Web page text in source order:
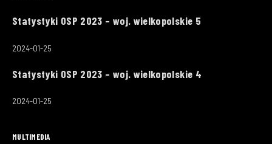
Statystyki OSP 2023 – woj. wielkopolskie 5
2024-01-25
Statystyki OSP 2023 – woj. wielkopolskie 4
2024-01-25
MULTIMEDIA